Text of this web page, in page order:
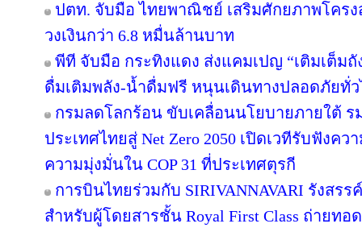
ปตท. จับมือ ไทยพาณิชย์ เสริมศักยภาพโคร
วงเงินกว่า 6.8 หมื่นล้านบาท
พีที จับมือ กระทิงแดง ส่งแคมเปญ “เติมเต็มถั
ดื่มเติมพลัง-น้ำดื่มฟรี หนุนเดินทางปลอดภัยทั่
กรมลดโลกร้อน ขับเคลื่อนนโยบายภายใต้ ร
ประเทศไทยสู่ Net Zero 2050 เปิดเวทีรับฟัง
ความมุ่งมั่นใน COP 31 ที่ประเทศตุรกี
การบินไทยร่วมกับ SIRIVANNAVARI รังสร
สำหรับผู้โดยสารชั้น Royal First Class ถ่ายท